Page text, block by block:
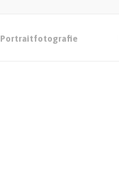
Portraitfotografie